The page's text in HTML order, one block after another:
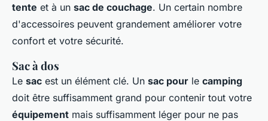
tente et à un sac de couchage. Un certain nombre
d'accessoires peuvent grandement améliorer votre
confort et votre sécurité.
Sac à dos
Le sac est un élément clé. Un sac pour le camping
doit être suffisamment grand pour contenir tout votre
équipement mais suffisamment léger pour ne pas